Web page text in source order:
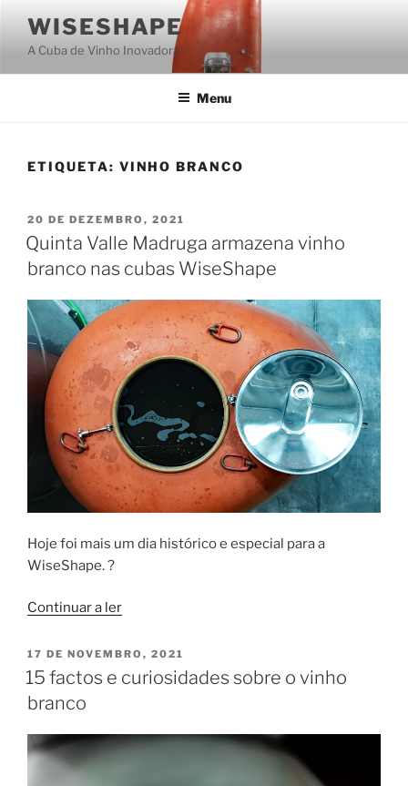
conteúdo
WISESHAPE
A Cuba de Vinho Inovadora
Menu
ETIQUETA: VINHO BRANCO
PUBLICADO
EM
20 DE DEZEMBRO, 2021
Quinta Valle Madruga armazena vinho
branco nas cubas WiseShape
Hoje foi mais um dia histórico e especial para a
WiseShape. ?
Continuar a ler“Quinta
Madruga
armazena
nas
PUBLICADO
EM
17 DE NOVEMBRO, 2021
15 factos e curiosidades sobre o vinho
branco